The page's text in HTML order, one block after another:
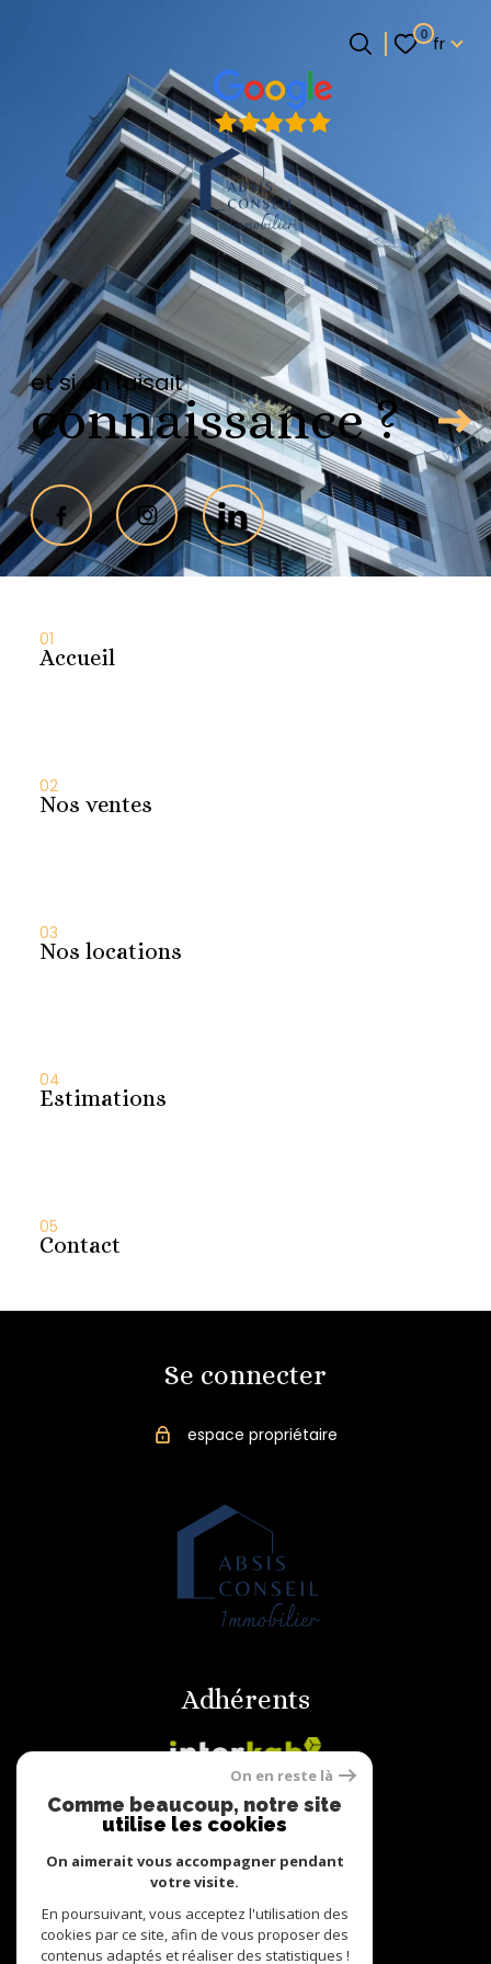
0 Langue
fr
fr
et si on faisait
connaissance ?
01
Accueil
02
Nos ventes
03
Nos locations
04
Estimations
05
Contact
Se connecter
espace propriétaire
Adhérents
© 2022
Tous droits réservés
Traduction powered by Google
On en reste là
Comme beaucoup, notre site
utilise les cookies
On aimerait vous accompagner pendant
votre visite.
En poursuivant, vous acceptez l'utilisation des
cookies par ce site, afin de vous proposer des
contenus adaptés et réaliser des statistiques !